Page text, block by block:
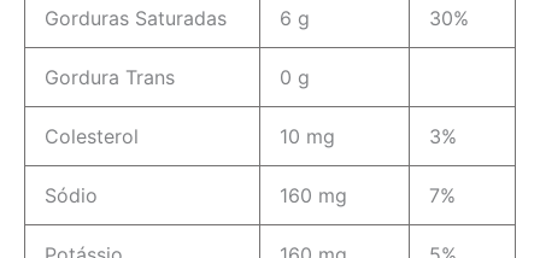
Gorduras Saturadas 6 g 30%
Gordura Trans 0 g
Colesterol 10 mg 3%
Sódio 160 mg 7%